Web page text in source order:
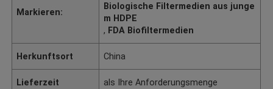
Markieren:
Biologische Filtermedien aus junge
m HDPE
, FDA Biofiltermedien
Herkunftsort China
Lieferzeit als Ihre Anforderungsmenge